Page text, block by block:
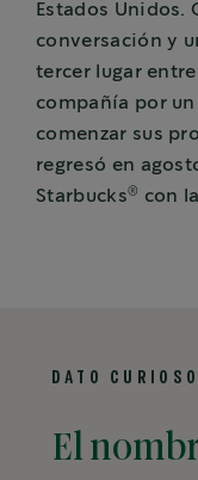
Estados Unidos.
conversación y
tercer lugar
compañía por
comenzar sus
regresó en
Starbucks® con
DATO CURIOSO
El